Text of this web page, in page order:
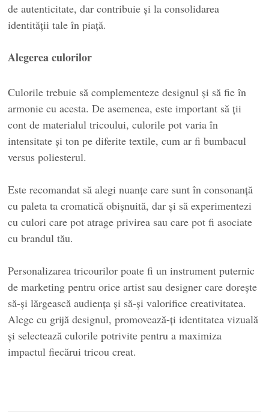
de autenticitate, dar contribuie și la consolidarea
identității tale în piață.
Alegerea culorilor
Culorile trebuie să complementeze designul și să fie în
armonie cu acesta. De asemenea, este important să ții
cont de materialul tricoului, culorile pot varia în
intensitate și ton pe diferite textile, cum ar fi bumbacul
versus poliesterul.
Este recomandat să alegi nuanțe care sunt în consonanță
cu paleta ta cromatică obișnuită, dar și să experimentezi
cu culori care pot atrage privirea sau care pot fi asociate
cu brandul tău.
Personalizarea tricourilor poate fi un instrument puternic
de marketing pentru orice artist sau designer care dorește
să-și lărgească audiența și să-și valorifice creativitatea.
Alege cu grijă designul, promovează-ți identitatea vizuală
și selectează culorile potrivite pentru a maximiza
impactul fiecărui tricou creat.